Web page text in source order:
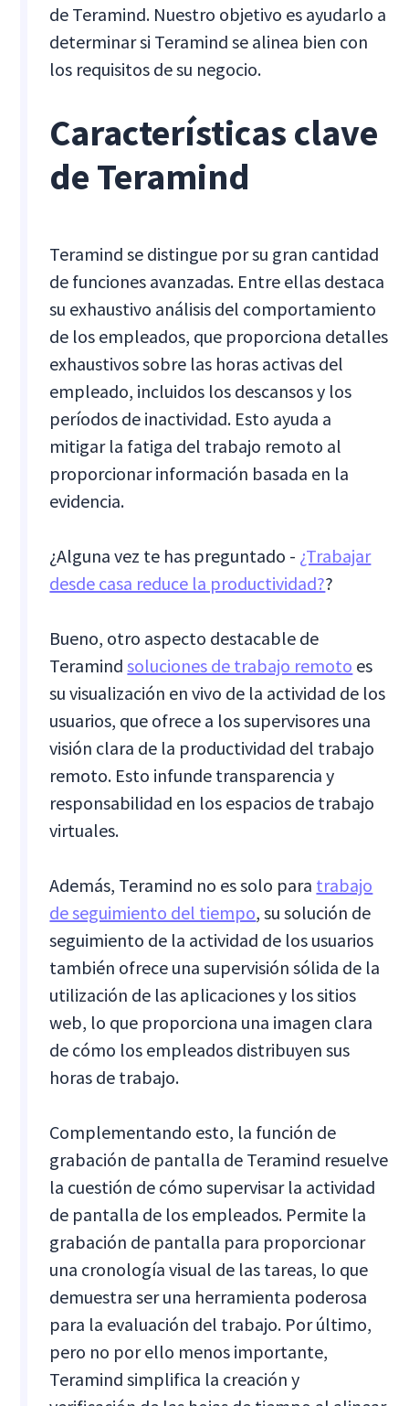
de Teramind. Nuestro objetivo es ayudarlo a
determinar si Teramind se alinea bien con
los requisitos de su negocio.
Características clave
de Teramind
Teramind se distingue por su gran cantidad
de funciones avanzadas. Entre ellas destaca
su exhaustivo análisis del comportamiento
de los empleados, que proporciona detalles
exhaustivos sobre las horas activas del
empleado, incluidos los descansos y los
períodos de inactividad. Esto ayuda a
mitigar la fatiga del trabajo remoto al
proporcionar información basada en la
evidencia.
¿Alguna vez te has preguntado - ¿Trabajar
desde casa reduce la productividad??
Bueno, otro aspecto destacable de
Teramindsoluciones de trabajo remoto es
su visualización en vivo de la actividad de los
usuarios, que ofrece a los supervisores una
visión clara de la productividad del trabajo
remoto. Esto infunde transparencia y
responsabilidad en los espacios de trabajo
virtuales.
Además, Teramind no es solo para trabajo
de seguimiento del tiempo, su solución de
seguimiento de la actividad de los usuarios
también ofrece una supervisión sólida de la
utilización de las aplicaciones y los sitios
web, lo que proporciona una imagen clara
de cómo los empleados distribuyen sus
horas de trabajo.
Complementando esto, la función de
grabación de pantalla de Teramind resuelve
la cuestión de cómo supervisar la actividad
de pantalla de los empleados. Permite la
grabación de pantalla para proporcionar
una cronología visual de las tareas, lo que
demuestra ser una herramienta poderosa
para la evaluación del trabajo. Por último,
pero no por ello menos importante,
Teramind simplifica la creación y